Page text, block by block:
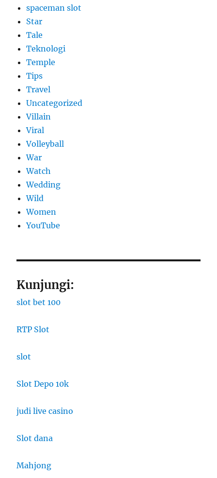
spaceman slot
Star
Tale
Teknologi
Temple
Tips
Travel
Uncategorized
Villain
Viral
Volleyball
War
Watch
Wedding
Wild
Women
YouTube
Kunjungi:
slot bet 100
RTP Slot
slot
Slot Depo 10k
judi live casino
Slot dana
Mahjong